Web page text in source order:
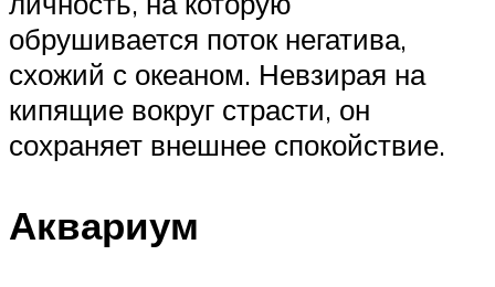
обрушивается поток негатива,
схожий с океаном. Невзирая на
кипящие вокруг страсти, он
сохраняет внешнее спокойствие.
Аквариум